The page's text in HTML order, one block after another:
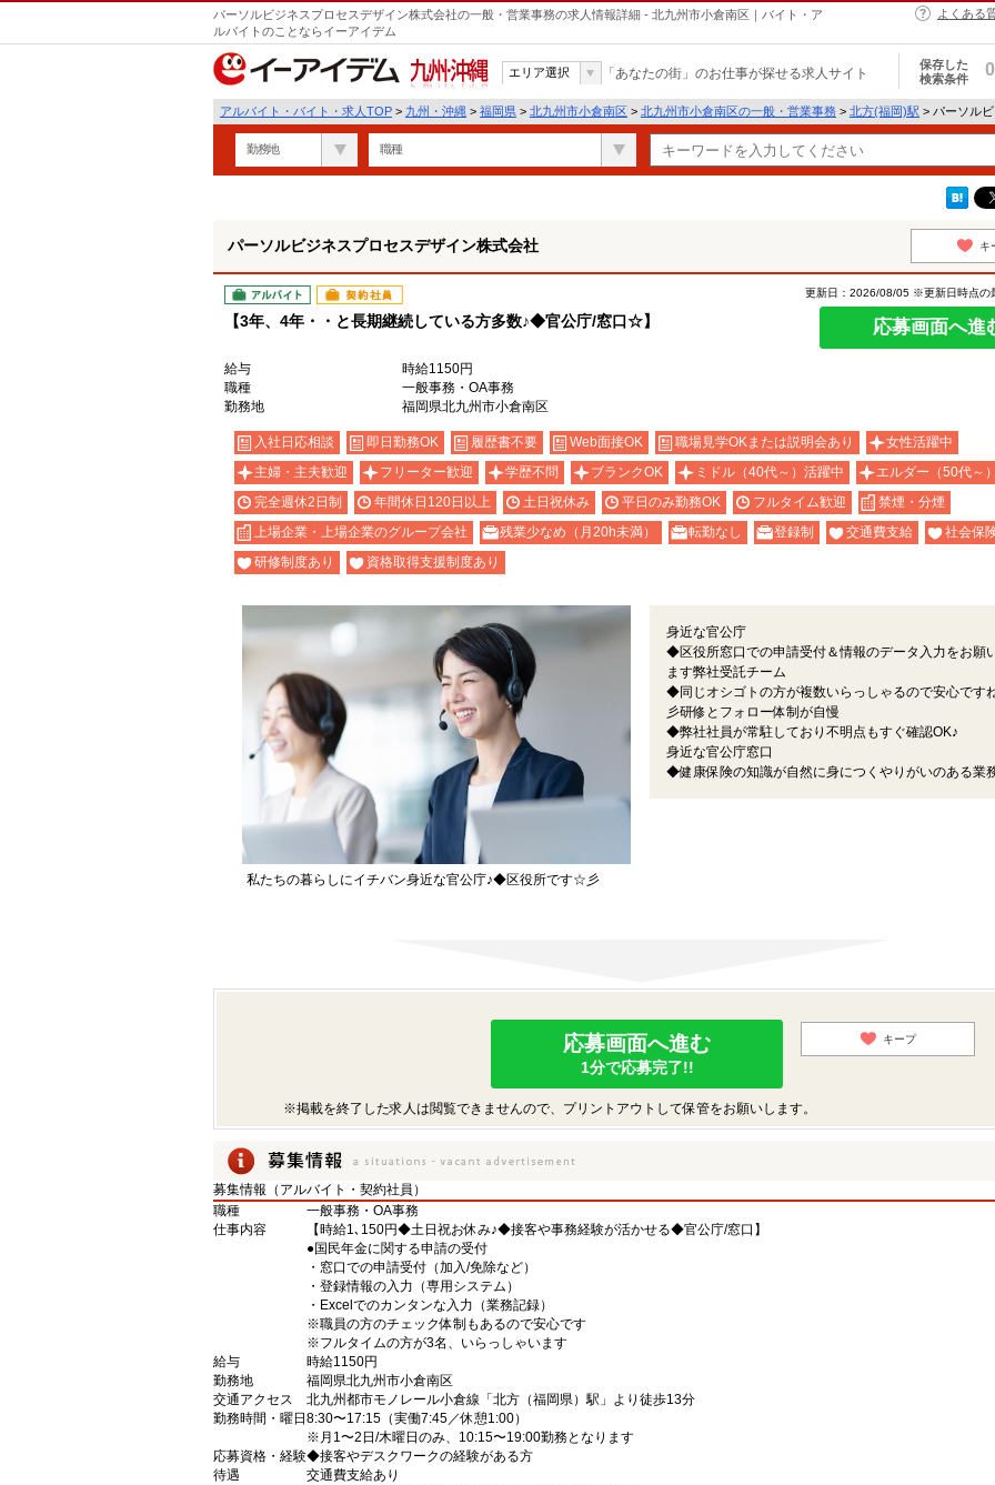
パーソルビジネスプロセスデザイン株式会社の一般・営業事務の求人情報詳細 - 北九州市小倉南区｜バイト・ア
ルバイトのことならイーアイデム
よくある
九州・沖縄
エリア選択 「あなたの街」のお仕事が探せる求人サイト
保存した
検索条件
0
アルバイト・バイト・求人TOP > 九州・沖縄 > 福岡県 > 北九州市小倉南区 > 北九州市小倉南区の一般・営業事務 > 北方(福岡)駅 > パーソル
勤務地 職種
パーソルビジネスプロセスデザイン株式会社 キ
アルバイト 契約社員
【3年、4年・・と長期継続している方多数♪◆官公庁/窓口☆】
更新日：2026/08/05 ※更新日時点の
応募画面へ進
給与
時給1150円
職種
一般事務・OA事務
勤務地
福岡県北九州市小倉南区
入社日応相談 即日勤務OK 履歴書不要 Web面接OK 職場見学OKまたは説明会あり
女性活躍中
主婦・主夫歓迎
フリーター歓迎 学歴不問 ブランクOK ミドル（40代～）活躍中
エルダー（50代～
完全週休2日制
年間休日120日以上 土日祝休み 平日のみ勤務OK フルタイム歓迎
禁煙・分煙
上場企業・上場企業のグループ会社
残業少なめ（月20h未満） 転勤なし 登録制 交通費支給
社会保
研修制度あり
資格取得支援制度あり
私たちの暮らしにイチバン身近な官公庁♪◆区役所です☆彡
身近な官公庁
◆区役所窓口での申請受付＆情報のデータ入力をお願
ます弊社受託チーム
◆同じオシゴトの方が複数いらっしゃるので安心です
彡研修とフォロー体制が自慢
◆弊社社員が常駐しており不明点もすぐ確認OK♪
身近な官公庁窓口
◆健康保険の知識が自然に身につくやりがいのある業
応募画面へ進む
1分で応募完了!!
キープ
※掲載を終了した求人は閲覧できませんので、プリントアウトして保管をお願いします。
募集情報（アルバイト・契約社員）
職種
一般事務・OA事務
仕事内容
【時給1､150円◆土日祝お休み♪◆接客や事務経験が活かせる◆官公庁/窓口】
●国民年金に関する申請の受付
・窓口での申請受付（加入/免除など）
・登録情報の入力（専用システム）
・Excelでのカンタンな入力（業務記録）
※職員の方のチェック体制もあるので安心です
※フルタイムの方が3名、いらっしゃいます
給与
時給1150円
勤務地
福岡県北九州市小倉南区
交通アクセス
北九州都市モノレール小倉線「北方（福岡県）駅」より徒歩13分
勤務時間・曜日 8:30〜17:15（実働7:45／休憩1:00）
※月1〜2日/木曜日のみ、10:15〜19:00勤務となります
応募資格・経験◆接客やデスクワークの経験がある方
待遇
交通費支給あり